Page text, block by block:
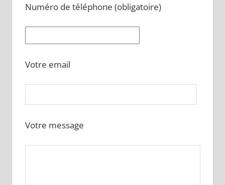
Numéro de téléphone (obligatoire)
Votre email
Votre message